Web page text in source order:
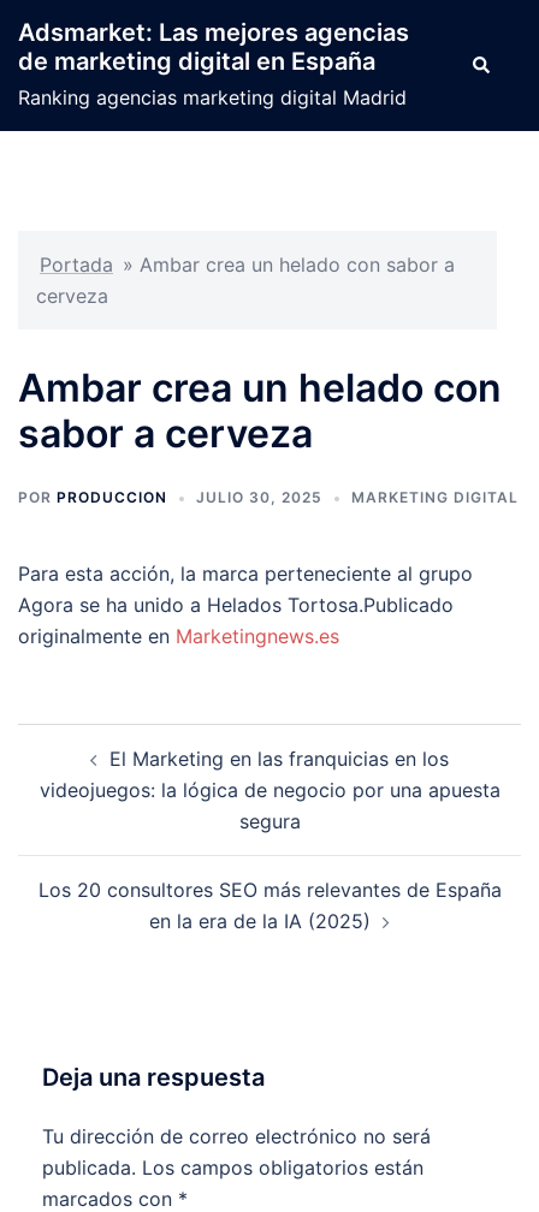
contenido
Adsmarket: Las mejores agencias
de marketing digital en España
Ranking agencias marketing digital Madrid
Buscar
Portada » Ambar crea un helado con sabor a
cerveza
Ambar crea un helado con
sabor a cerveza
POR PRODUCCION JULIO 30, 2025 MARKETING DIGITAL
Para esta acción, la marca perteneciente al grupo
Agora se ha unido a Helados Tortosa.Publicado
originalmente en Marketingnews.es
entradas
El Marketing en las franquicias en los
videojuegos: la lógica de negocio por una apuesta
segura
Los 20 consultores SEO más relevantes de España
en la era de la IA (2025)
Deja una respuesta
Tu dirección de correo electrónico no será
publicada. Los campos obligatorios están
marcados con *